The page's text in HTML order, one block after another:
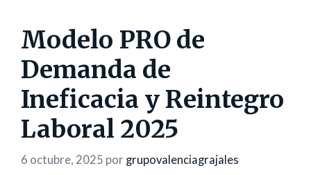
Modelo PRO de
Demanda de
Ineficacia y Reintegro
Laboral 2025
6 octubre, 2025 por grupovalenciagrajales